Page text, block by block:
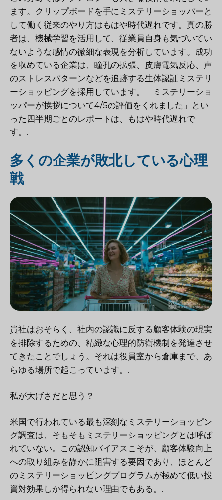
ます。クリップボードを手にミステリーショッパーと
して働く従来のやり方はもはや時代遅れです。真の勝
者は、機械学習を活用して、従業員自身も気づいてい
ないような感情の微細な表現を分析しています。成功
を収めている企業は、瞳孔の拡張、皮膚電気反応、声
のストレスパターンなどを追跡する生体認証ミステリ
ーショッピングを採用しています。「ミステリーショ
ッパーが挨拶について4/5の評価をくれました」とい
った四半期ごとのレポートは、もはや時代遅れで
す。.
多くの企業が敗北している心理
戦
貴社はおそらく、社内の認識に反する顧客体験の現実
を排除するための、精緻な心理的防衛機制を発達させ
てきたことでしょう。それは役員室から倉庫まで、あ
らゆる場所で起こっています。.
私が大げさだと思う？
米国で行われている最も深刻なミステリーショッピン
グ調査は、そもそもミステリーショッピングとは呼ば
れていない。この認知バイアスこそが、顧客体験向上
への取り組みを静かに阻害する要因であり、ほとんど
のミステリーショッピングプログラムが極めて低い投
資対効果しか得られない理由でもある。.